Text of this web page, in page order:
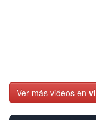
Ver más videos en